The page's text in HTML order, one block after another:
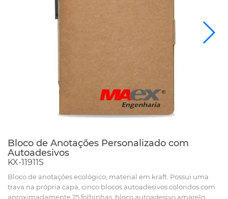
Bloco de Anotações Personalizado com
Autoadesivos
KX-11911S
Bloco de anotações ecológico, material em kraft. Possui uma
trava na própria capa, cinco blocos autoadesivos coloridos com
aproximadamente 25 folhinhas, bloco autoadesivo amarelo